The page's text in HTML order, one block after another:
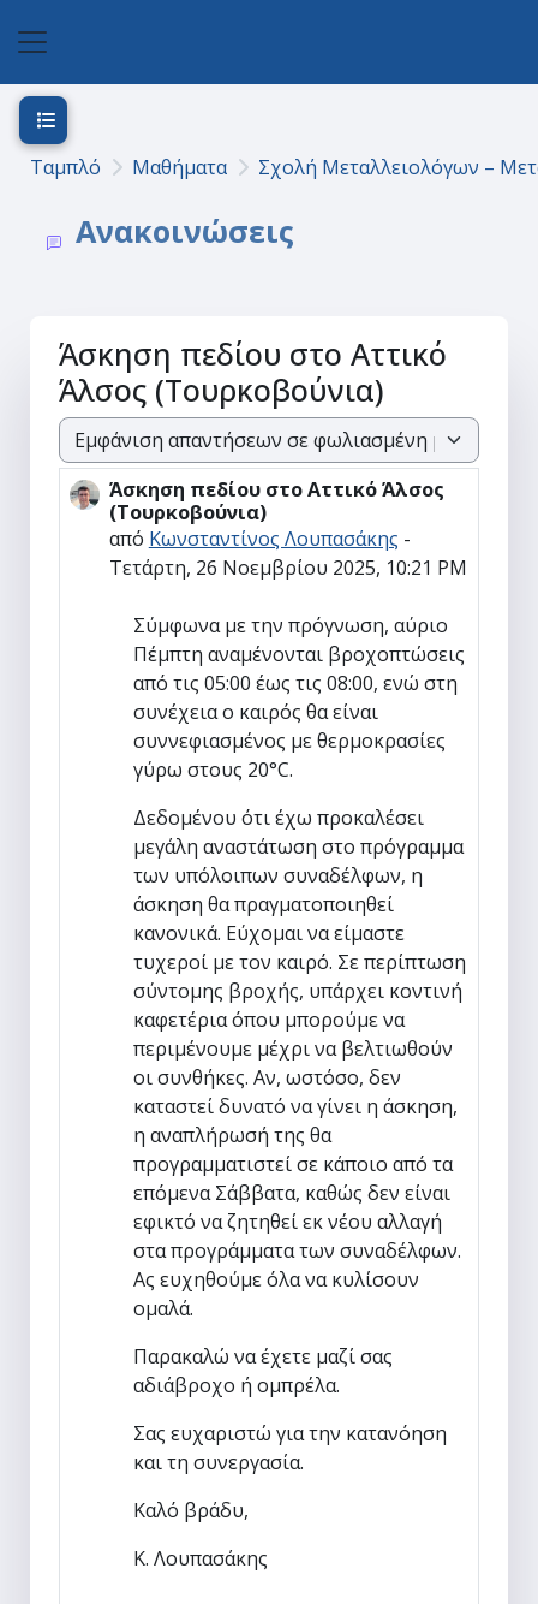
Ταμπλό Μαθήματα Σχολή Μεταλλειολόγων –
Ανακοινώσεις
Άνοιγμα ευρετηρίου μαθήματος
Άσκηση πεδίου στο Αττικό
Άλσος (Τουρκοβούνια)
Λειτουργία εμφάνισης
Άσκηση πεδίου στο Αττικό Άλσος
(Τουρκοβούνια)
από Κωνσταντίνος Λουπασάκης -
Τετάρτη, 26 Νοεμβρίου 2025, 10:21 PM
Αριθμός απαντήσεων: 0
Σύμφωνα με την πρόγνωση, αύριο
Πέμπτη αναμένονται βροχοπτώσεις
από τις 05:00 έως τις 08:00, ενώ στη
συνέχεια ο καιρός θα είναι
συννεφιασμένος με θερμοκρασίες
γύρω στους 20°C.
Δεδομένου ότι έχω προκαλέσει
μεγάλη αναστάτωση στο πρόγραμμα
των υπόλοιπων συναδέλφων, η
άσκηση θα πραγματοποιηθεί
κανονικά. Εύχομαι να είμαστε
τυχεροί με τον καιρό. Σε περίπτωση
σύντομης βροχής, υπάρχει κοντινή
καφετέρια όπου μπορούμε να
περιμένουμε μέχρι να βελτιωθούν
οι συνθήκες. Αν, ωστόσο, δεν
καταστεί δυνατό να γίνει η άσκηση,
η αναπλήρωσή της θα
προγραμματιστεί σε κάποιο από τα
επόμενα Σάββατα, καθώς δεν είναι
εφικτό να ζητηθεί εκ νέου αλλαγή
στα προγράμματα των συναδέλφων.
Ας ευχηθούμε όλα να κυλίσουν
ομαλά.
Παρακαλώ να έχετε μαζί σας
αδιάβροχο ή ομπρέλα.
Σας ευχαριστώ για την κατανόηση
και τη συνεργασία.
Καλό βράδυ,
Κ. Λουπασάκης